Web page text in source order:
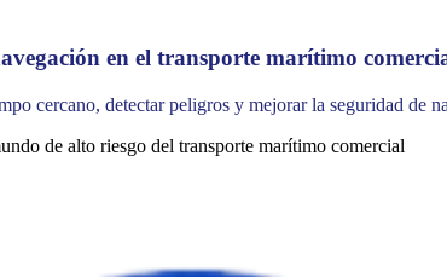
en el transporte marítimo
cercano, detectar peligros y mejorar la seguridad de
de alto riesgo del transporte marítimo comercial